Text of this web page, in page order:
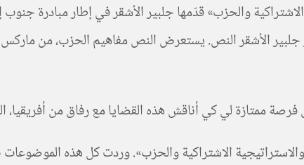
والحزب» قدّمها جلبير الأشقر في إطار مبادرة
الأشقر النص. يستعرض النص مفاهيم الحزب، من ماركس
ممتازة لي كي أناقش هذه القضايا مع رفاق من أفريقيا،
الاشتراكية والحزب». وردت كل هذه